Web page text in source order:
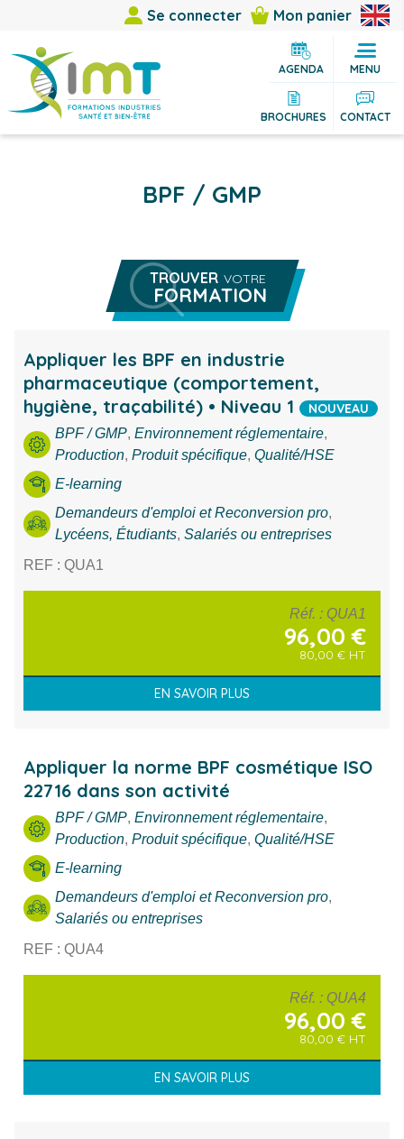
Se connecter Mon panier
MENU
AGENDA
BROCHURES CONTACT
BPF / GMP
TROUVER VOTRE
FORMATION
Rechercher une formation
Vous cherchez
Thème
Ville
RECHERCHE
Appliquer les BPF en industrie
pharmaceutique (comportement,
hygiène, traçabilité) • Niveau 1
NOUVEAU
BPF / GMP, Environnement réglementaire,
Production, Produit spécifique, Qualité/HSE
E-learning
Demandeurs d'emploi et Reconversion pro,
Lycéens, Étudiants, Salariés ou entreprises
REF : QUA1
Réf. : QUA1
96,00 €
80,00 € HT
EN SAVOIR PLUS
Appliquer la norme BPF cosmétique ISO
22716 dans son activité
BPF / GMP, Environnement réglementaire,
Production, Produit spécifique, Qualité/HSE
E-learning
Demandeurs d'emploi et Reconversion pro,
Salariés ou entreprises
REF : QUA4
Réf. : QUA4
96,00 €
80,00 € HT
EN SAVOIR PLUS